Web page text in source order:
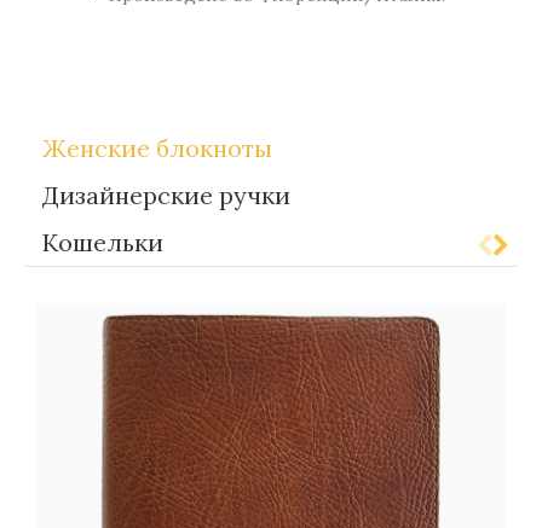
Женские блокноты
Дизайнерские ручки
Кошельки